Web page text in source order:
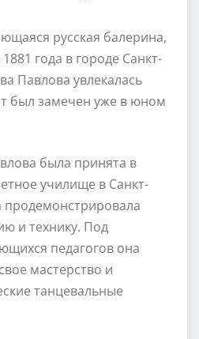
русская балерина,
года в городе Санкт-
Павлова увлекалась
был замечен уже в юном
была принята в
училище в Санкт-
продемонстрировала
и технику. Под
педагогов она
мастерство и
танцевальные